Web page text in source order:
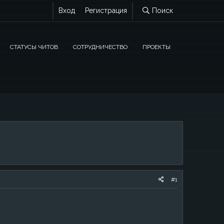
Вход Регистрация Поиск
СТАТУСЫ ЧИТОВ СОТРУДНИЧЕСТВО ПРОЕКТЫ
#1